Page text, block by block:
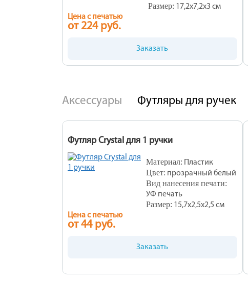
Размер: 17,2х7,2х3 см
Цена с печатью
от 224 руб.
Заказать
Аксессуары Футляры для ручек
Футляр Crystal для 1 ручки
Материал: Пластик
Цвет: прозрачный белый
Вид нанесения печати:
УФ печать
Размер: 15,7х2,5х2,5 см
Цена с печатью
от 44 руб.
Заказать